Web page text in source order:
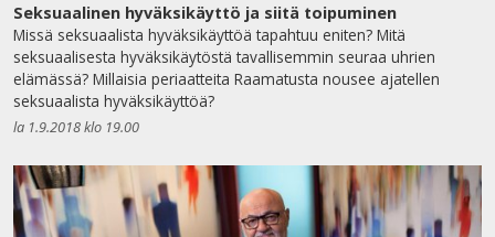
Seksuaalinen hyväksikäyttö ja siitä toipuminen
Missä seksuaalista hyväksikäyttöä tapahtuu eniten? Mitä
seksuaalisesta hyväksikäytöstä tavallisemmin seuraa uhrien
elämässä? Millaisia periaatteita Raamatusta nousee ajatellen
seksuaalista hyväksikäyttöä?
la 1.9.2018 klo 19.00